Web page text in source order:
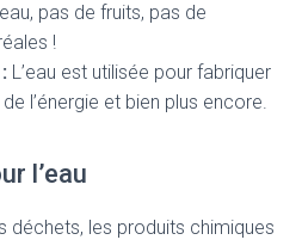
pas de fruits, pas de
!
L’eau est utilisée pour fabriquer
l’énergie et bien plus encore.
l’eau
déchets, les produits chimiques